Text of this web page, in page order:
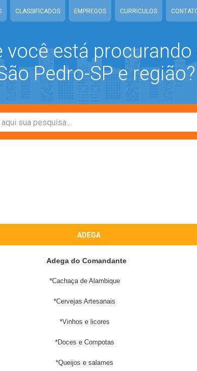
CLASSIFICADOS EMPREGOS CURRÍCULOS
você está procurando
Pedro-SP e região?
ADEGA
Adega do Comandante
*Cachaça de Alambique
*Cervejas Artesanais
*Vinhos e licores
*Doces e Compotas
*Queijos e salames